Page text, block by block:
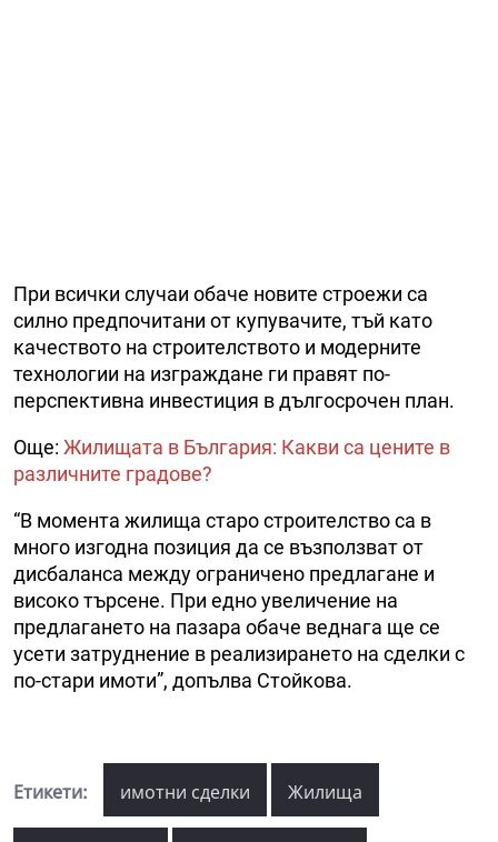
При всички случаи обаче новите строежи са
силно предпочитани от купувачите, тъй като
качеството на строителството и модерните
технологии на изграждане ги правят по-
перспективна инвестиция в дългосрочен план.
Още: Жилищата в България: Какви са цените в
различните градове?
“В момента жилища старо строителство са в
много изгодна позиция да се възползват от
дисбаланса между ограничено предлагане и
високо търсене. При едно увеличение на
предлагането на пазара обаче веднага ще се
усети затруднение в реализирането на сделки с
по-стари имоти”, допълва Стойкова.
Етикети: имотни сделки Жилища